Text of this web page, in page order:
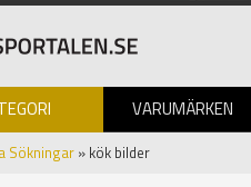
VARUMÄRKEN
BILDGALLERI
Sökningar » kök bilder